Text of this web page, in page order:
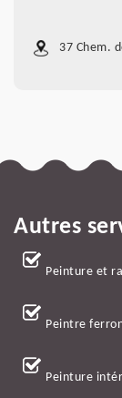
37 Chem.
Autres
Peinture et
Peintre
Peinture